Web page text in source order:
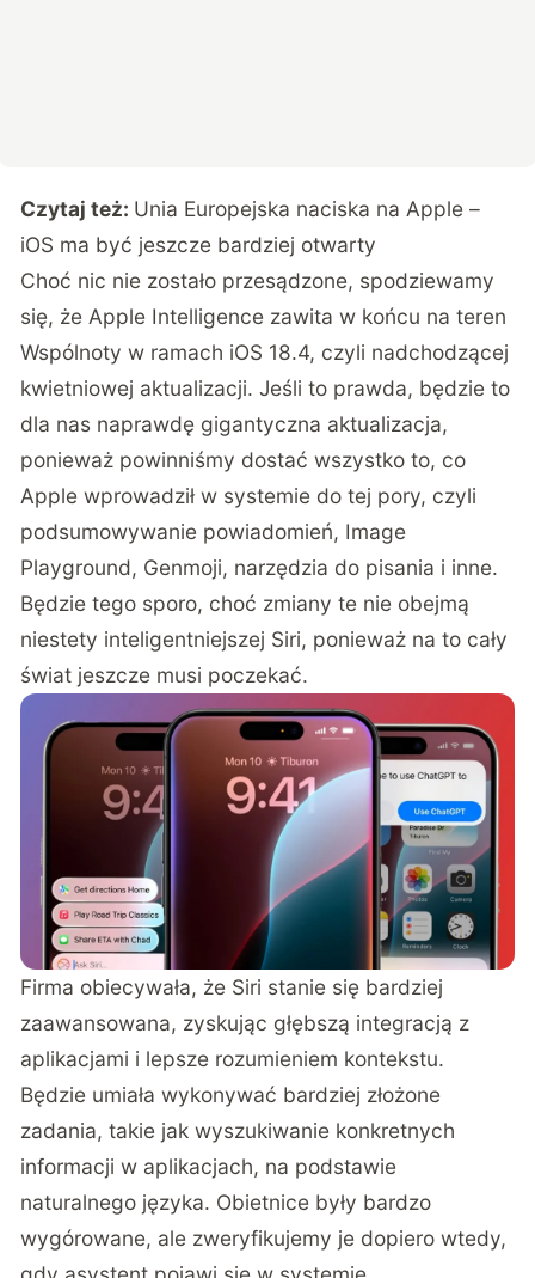
Czytaj też: Unia Europejska naciska na Apple –
iOS ma być jeszcze bardziej otwarty
Choć nic nie zostało przesądzone, spodziewamy
się, że Apple Intelligence zawita w końcu na teren
Wspólnoty w ramach iOS 18.4, czyli nadchodzącej
kwietniowej aktualizacji. Jeśli to prawda, będzie to
dla nas naprawdę gigantyczna aktualizacja,
ponieważ powinniśmy dostać wszystko to, co
Apple wprowadził w systemie do tej pory, czyli
podsumowywanie powiadomień, Image
Playground, Genmoji, narzędzia do pisania i inne.
Będzie tego sporo, choć zmiany te nie obejmą
niestety inteligentniejszej Siri, ponieważ na to cały
świat jeszcze musi poczekać.
Firma obiecywała, że Siri stanie się bardziej
zaawansowana, zyskując głębszą integracją z
aplikacjami i lepsze rozumieniem kontekstu.
Będzie umiała wykonywać bardziej złożone
zadania, takie jak wyszukiwanie konkretnych
informacji w aplikacjach, na podstawie
naturalnego języka. Obietnice były bardzo
wygórowane, ale zweryfikujemy je dopiero wtedy,